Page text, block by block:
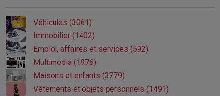
Véhicules (3061)
Immobilier (1402)
Emploi, affaires et services (592)
Multimedia (1976)
Maisons et enfants (3779)
Vêtements et objets personnels (1491)